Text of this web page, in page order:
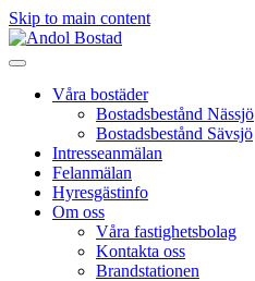
Skip to main content
Våra bostäder
Bostadsbestånd Nässjö
Bostadsbestånd Sävsjö
Intresseanmälan
Felanmälan
Hyresgästinfo
Om oss
Våra fastighetsbolag
Kontakta oss
Brandstationen